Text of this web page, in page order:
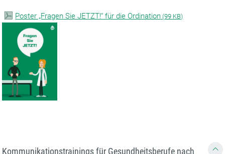
Poster „Fragen Sie JETZT!“ für die Ordination (99 KB)
Kommunikationstrainings für Gesundheitsberufe nach